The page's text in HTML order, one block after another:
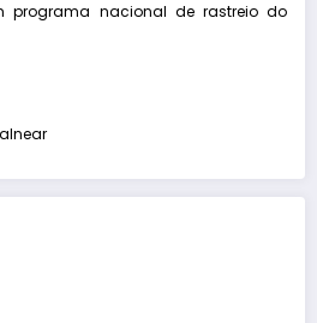
programa nacional de rastreio do